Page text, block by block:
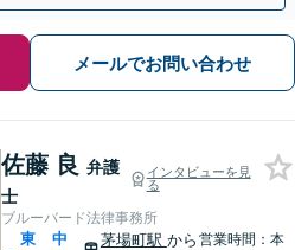
メールでお問い合わせ
佐藤 良 弁護
士
インタビューを見
る
ブルーバード法律事務所
東
中
茅場町駅 から 営業時間：本